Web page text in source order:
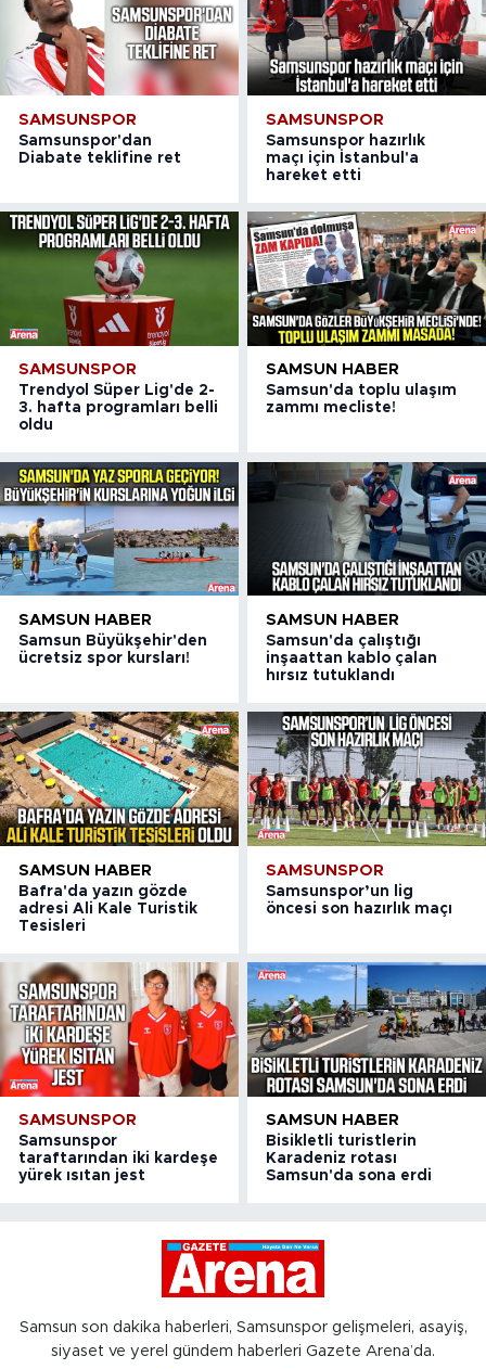
SAMSUNSPOR
Samsunspor'dan
Diabate teklifine ret
SAMSUNSPOR
Samsunspor hazırlık
maçı için İstanbul'a
hareket etti
SAMSUNSPOR
Trendyol Süper Lig'de 2-
3. hafta programları belli
oldu
SAMSUN HABER
Samsun'da toplu ulaşım
zammı mecliste!
SAMSUN HABER
Samsun Büyükşehir'den
ücretsiz spor kursları!
SAMSUN HABER
Samsun'da çalıştığı
inşaattan kablo çalan
hırsız tutuklandı
SAMSUN HABER
Bafra'da yazın gözde
adresi Ali Kale Turistik
Tesisleri
SAMSUNSPOR
Samsunspor’un lig
öncesi son hazırlık maçı
SAMSUNSPOR
Samsunspor
taraftarından iki kardeşe
yürek ısıtan jest
SAMSUN HABER
Bisikletli turistlerin
Karadeniz rotası
Samsun'da sona erdi
Samsun son dakika haberleri, Samsunspor gelişmeleri, asayiş,
siyaset ve yerel gündem haberleri Gazete Arena’da.